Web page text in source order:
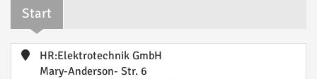
Start
HR:Elektrotechnik GmbH
Mary-Anderson- Str. 6